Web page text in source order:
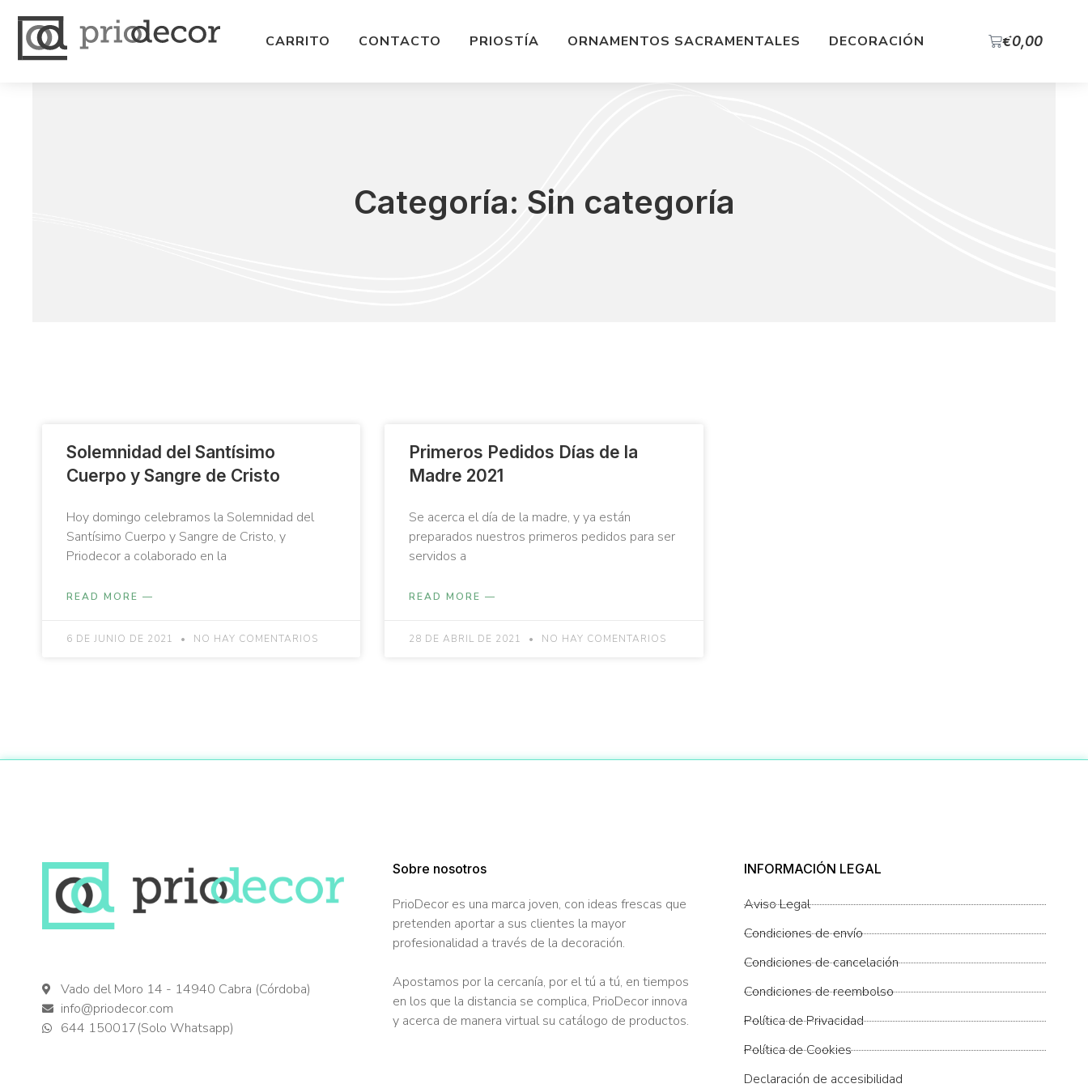
CARRITO CONTACTO PRIOSTÍA ORNAMENTOS SACRAMENTALES DECORACIÓN €0,00
Categoría: Sin categoría
Solemnidad del Santísimo
Cuerpo y Sangre de Cristo
Hoy domingo celebramos la Solemnidad del
Santísimo Cuerpo y Sangre de Cristo, y
Priodecor a colaborado en la
READ MORE —
6 DE JUNIO DE 2021 NO HAY COMENTARIOS
Primeros Pedidos Días de la
Madre 2021
Se acerca el día de la madre, y ya están
preparados nuestros primeros pedidos para ser
servidos a
READ MORE —
28 DE ABRIL DE 2021 NO HAY COMENTARIOS
Vado del Moro 14 - 14940 Cabra (Córdoba)
info@priodecor.com
644 150017(Solo Whatsapp)
Sobre nosotros
PrioDecor es una marca joven, con ideas frescas que
pretenden aportar a sus clientes la mayor
profesionalidad a través de la decoración.
Apostamos por la cercanía, por el tú a tú, en tiempos
en los que la distancia se complica, PrioDecor innova
y acerca de manera virtual su catálogo de productos.
INFORMACIÓN LEGAL
Aviso Legal
Condiciones de envío
Condiciones de cancelación
Condiciones de reembolso
Política de Privacidad
Política de Cookies
Declaración de accesibilidad